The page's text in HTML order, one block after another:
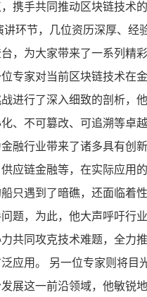
携手共同推动区块链技术
讲环节，几位资历深厚、经
，为大家带来了一系列精
专家对当前区块链技术在
进行了深入细致的剖析，
、不可篡改、可追溯等卓
融行业带来了诸多具有创
应链金融等，在实际应用
只遇到了暗礁，还面临着
题，为此，他大声呼吁行
共同攻克技术难题，全力
应用。 另一位专家则将目
展这一前沿领域，他敏锐